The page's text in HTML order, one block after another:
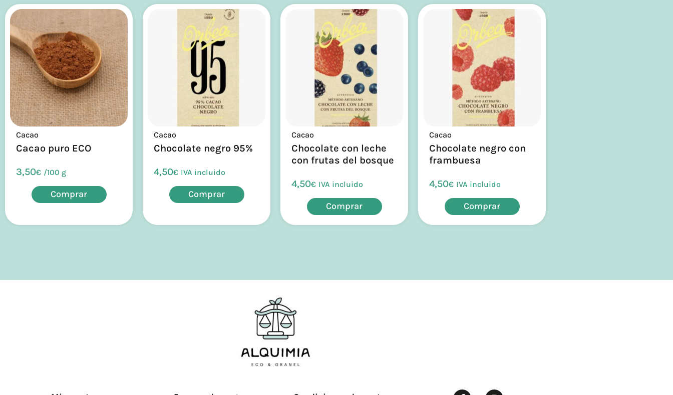
Cacao
Cacao puro ECO
3,50€ /100 g
Comprar
Cacao
Chocolate negro 95%
4,50€ IVA incluido
Comprar
Cacao
Chocolate con leche
con frutas del bosque
4,50€ IVA incluido
Comprar
Cacao
Chocolate negro con
frambuesa
4,50€ IVA incluido
Comprar